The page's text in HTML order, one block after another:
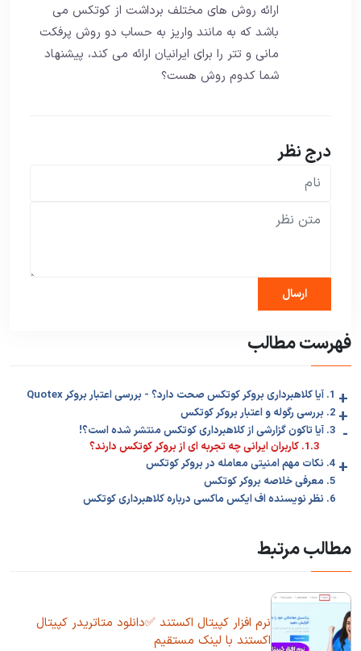
ارائه روش های مختلف برداشت از کوتکس می
باشد که به مانند واریز به حساب دو روش پرفکت
مانی و تتر را برای ایرانیان ارائه می کند، پیشنهاد
شما کدوم روش هست؟
درج نظر
فهرست مطالب
1. آیا کلاهبرداری بروکر کوتکس صحت دارد؟ - بررسی اعتبار بروکر Quotex +
2. بررسی رگوله و اعتبار بروکر کوتکس +
3. آیا تاکون گزارشی از کلاهبرداری کوتکس منتشر شده است؟! -
1.3. کاربران ایرانی چه تجربه ای از بروکر کوتکس دارند؟
4. نکات مهم امنیتی معامله در بروکر کوتکس +
5. معرفی خلاصه بروکر کوتکس
6. نظر نویسنده اف ایکس ماکسی درباره کلاهبرداری کوتکس
مطالب مرتبط
نرم افزار کپیتال اکستند ✅دانلود متاتریدر کپیتال
اکستند با لینک مستقیم